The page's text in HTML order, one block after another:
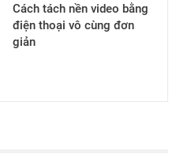
Cách tách nền video bằng
điện thoại vô cùng đơn
giản